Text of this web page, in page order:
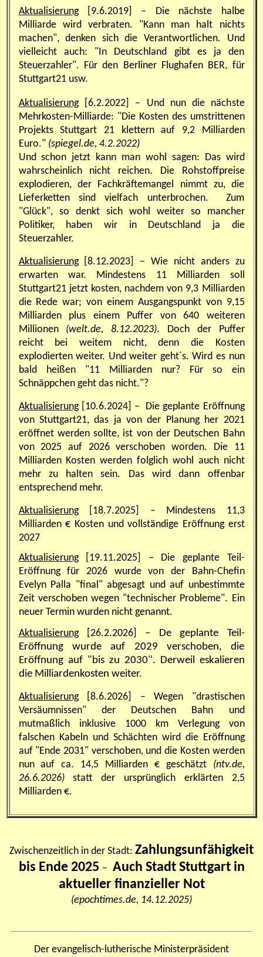
Aktualisierung[9.6.2019] –
Die nächste halbe
Milliarde wird verbraten. "Kann man halt nichts
machen", denken sich die Verantwortlichen. Und
vielleicht auch: "In Deutschland gibt es ja den
Steuerzahler". Für den Berliner Flughafen BER, für
Stuttgart21 usw.
Aktualisierung[6.2.2022] – Und nun die nächste
Mehrkosten-Milliarde: "Die Kosten des umstrittenen
Projekts Stuttgart 21 klettern auf 9,2 Milliarden
Euro." (spiegel.de, 4.2.2022)
Und schon jetzt kann man wohl sagen: Das wird
wahrscheinlich nicht reichen. Die Rohstoffpreise
explodieren, der Fachkräftemangel nimmt zu, die
Lieferketten sind vielfach unterbrochen. Zum
"Glück", so denkt sich wohl weiter so mancher
Politiker, haben wir in Deutschland ja die
Steuerzahler.
Aktualisierung[8.12.2023] – Wie nicht anders zu
erwarten war. Mindestens 11 Milliarden soll
Stuttgart21 jetzt kosten, nachdem von 9,3 Milliarden
die Rede war; von einem Ausgangspunkt von 9,15
Milliarden plus einem Puffer von 640 weiteren
Millionen(welt.de, 8.12.2023). Doch der Puffer
reicht bei weitem nicht, denn die Kosten
explodierten weiter. Und weiter geht´s. Wird es nun
bald heißen "11 Milliarden nur? Für so ein
Schnäppchen geht das nicht."?
Aktualisierung[10.6.2024] – Die geplante Eröffnung
von Stuttgart21, das ja von der Planung her 2021
eröffnet werden sollte, ist von der Deutschen Bahn
von 2025 auf 2026 verschoben worden. Die 11
Milliarden Kosten werden folglich wohl auch nicht
mehr zu halten sein. Das wird dann offenbar
entsprechend mehr.
Aktualisierung[18.7.2025] – Mindestens 11,3
Milliarden € Kosten und vollständige Eröffnung erst
2027
Aktualisierung[19.11.2025] –Die geplante Teil-
Eröffnung für 2026 wurde von der Bahn-Chefin
Evelyn Palla "final" abgesagt und auf unbestimmte
Zeit verschoben wegen "technischer Probleme". Ein
neuer Termin wurden nicht genannt.
Aktualisierung[26.2.2026] – De geplante Teil-
Eröffnung wurde auf 2029 verschoben, die
Eröffnung auf "bis zu 2030". Derweil eskalieren
die Milliardenkosten weiter.
Aktualisierung[8.6.2026] – Wegen "drastischen
Versäumnissen" der Deutschen Bahn und
mutmaßlich inklusive 1000 km Verlegung von
falschen Kabeln und Schächten wird die Eröffnung
auf "Ende 2031" verschoben, und die Kosten werden
nun auf ca. 14,5 Milliarden € geschätzt (ntv.de,
26.6.2026)statt der ursprünglich erklärten 2,5
Milliarden €.
Zwischenzeitlich in der Stadt: Zahlungsunfähigkeit
bis Ende 2025 – Auch Stadt Stuttgart in
aktueller finanzieller Not
(epochtimes.de, 14.12.2025)
Der evangelisch-lutherische Ministerpräsident